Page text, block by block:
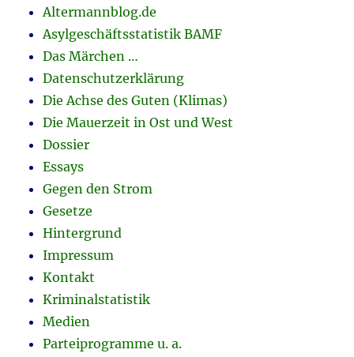
Altermannblog.de
Asylgeschäftsstatistik BAMF
Das Märchen …
Datenschutzerklärung
Die Achse des Guten (Klimas)
Die Mauerzeit in Ost und West
Dossier
Essays
Gegen den Strom
Gesetze
Hintergrund
Impressum
Kontakt
Kriminalstatistik
Medien
Parteiprogramme u. a.